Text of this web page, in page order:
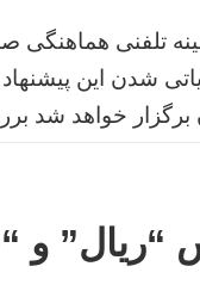
تلفنی
شدن این پیشنهاد
خواهد شد
“ریال” و